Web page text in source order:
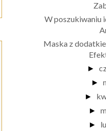
W poszukiwaniu
Maska z
►
►
►
►
►